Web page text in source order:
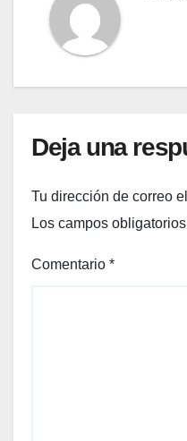
Deja una
Tu dirección de correo
Los campos
Comentario *